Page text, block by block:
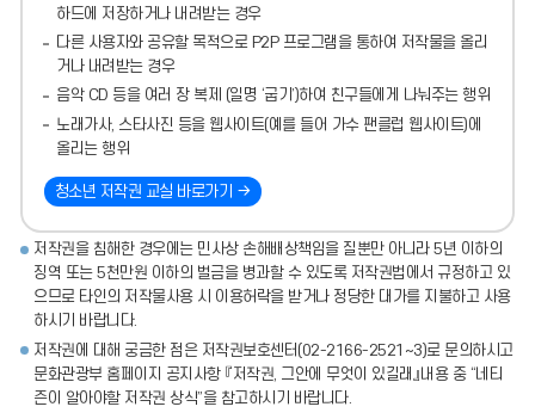
하드에 저장하거나 내려받는 경우
다른 사용자와 공유할 목적으로 P2P 프로그램을 통하여 저작물을 올리
거나 내려받는 경우
음악 CD 등을 여러 장 복제 (일명 ‘굽기’)하여 친구들에게 나눠주는 행위
노래가사, 스타사진 등을 웹사이트(예를 들어 가수 팬클럽 웹사이트)에
올리는 행위
청소년 저작권 교실 바로가기
저작권을 침해한 경우에는 민사상 손해배상책임을 질뿐만 아니라 5년 이하의
징역 또는 5천만원 이하의 벌금을 병과할 수 있도록 저작권법에서 규정하고 있
으므로 타인의 저작물사용 시 이용허락을 받거나 정당한 대가를 지불하고 사용
하시기 바랍니다.
저작권에 대해 궁금한 점은 저작권보호센터(02-2166-2521~3)로 문의하시고
문화관광부 홈페이지 공지사항 『저작권, 그안에 무엇이 있길래』내용 중 “네티
즌이 알아야할 저작권 상식”을 참고하시기 바랍니다.